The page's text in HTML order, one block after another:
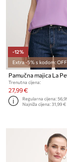
-12%
Extra -5% s kodom:
Trenutna cijena:
27,99 €
Regularna cijena:
Najniža cijena:31,99 €